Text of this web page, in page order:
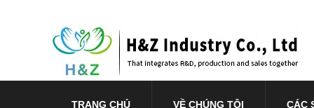
TRANG CHỦ VỀ CHÚNG TÔI CÁC